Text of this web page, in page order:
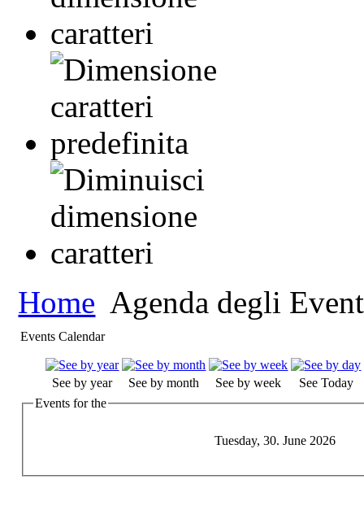
Home Agenda degli
Events Calendar
See by year See by month See by week
See Today
Events for the
Tuesday, 30. June 2026